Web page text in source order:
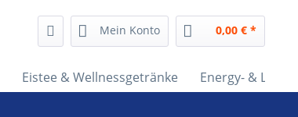
Mein Konto 0,00 € *
Eistee & Wellnessgetränke Energy- &